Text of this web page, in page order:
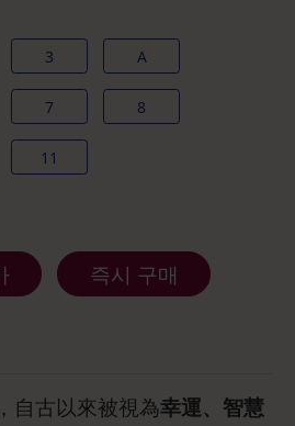
3 A
7 8
11
즉시 구매
自古以來被視為幸運、智慧